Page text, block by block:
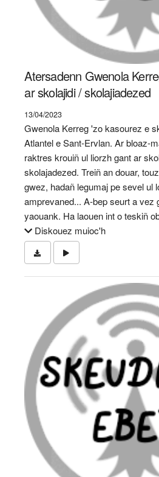
Atersadenn Gwenola
ar skolajidi / skolajiadezed
13/04/2023
Gwenola Kerreg 'zo kasourez e
Atlantel e Sant-Ervlan. Ar bloaz-
raktres krouiñ ul liorzh gant ar
skolajadezed. Treiñ an douar,
gwez, hadañ legumaj pe sevel ul
amprevaned... A-bep seurt a vez
yaouank. Ha laouen int o teskiñ
Diskouez muioc'h